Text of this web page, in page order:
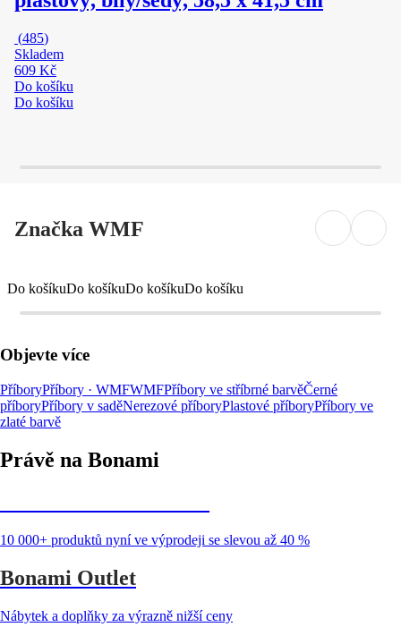
(485)
Skladem
609 Kč
Do košíku
Do košíku
Značka WMF
Do košíkuDo košíkuDo košíkuDo košíku
Objevte více
PříboryPříbory · WMFWMFPříbory ve stříbrné barvěČerné
příboryPříbory v saděNerezové příboryPlastové příboryPříbory ve
zlaté barvě
Právě na Bonami
10 000+ produktů nyní ve výprodeji se slevou až 40 %
Bonami Outlet
Nábytek a doplňky za výrazně nižší ceny